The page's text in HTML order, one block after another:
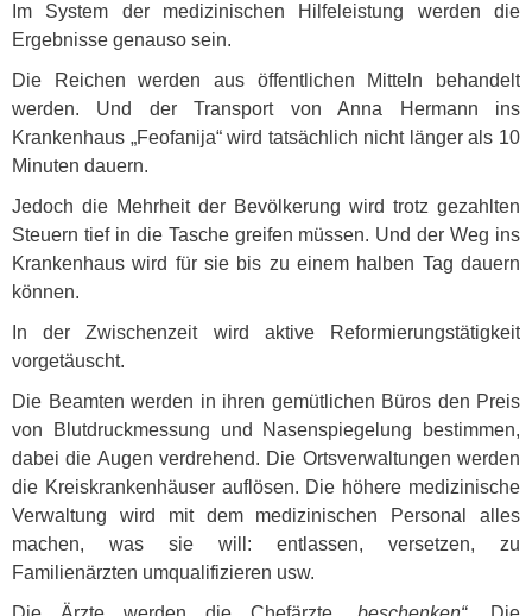
Im System der medizinischen Hilfeleistung werden die
Ergebnisse genauso sein.
Die Reichen werden aus öffentlichen Mitteln behandelt
werden. Und der Transport von Anna Hermann ins
Krankenhaus „Feofanija“ wird tatsächlich nicht länger als 10
Minuten dauern.
Jedoch die Mehrheit der Bevölkerung wird trotz gezahlten
Steuern tief in die Tasche greifen müssen. Und der Weg ins
Krankenhaus wird für sie bis zu einem halben Tag dauern
können.
In der Zwischenzeit wird aktive Reformierungstätigkeit
vorgetäuscht.
Die Beamten werden in ihren gemütlichen Büros den Preis
von Blutdruckmessung und Nasenspiegelung bestimmen,
dabei die Augen verdrehend. Die Ortsverwaltungen werden
die Kreiskrankenhäuser auflösen. Die höhere medizinische
Verwaltung wird mit dem medizinischen Personal alles
machen, was sie will: entlassen, versetzen, zu
Familienärzten umqualifizieren usw.